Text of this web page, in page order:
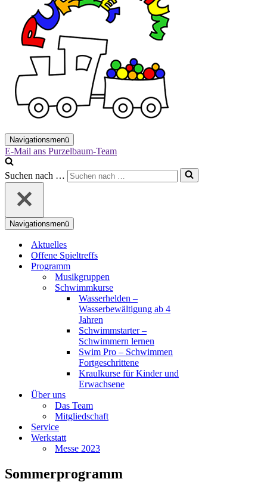
Navigationsmenü
E-Mail ans Purzelbaum-Team
Suchen nach …
Navigationsmenü
Aktuelles
Offene Spieltreffs
Programm
Musikgruppen
Schwimmkurse
Wasserhelden –
Wasserbewältigung ab 4
Jahren
Schwimmstarter –
Schwimmern lernen
Swim Pro – Schwimmen
Fortgeschrittene
Kraulkurse für Kinder und
Erwachsene
Über uns
Das Team
Mitgliedschaft
Service
Werkstatt
Messe 2023
Sommerprogramm